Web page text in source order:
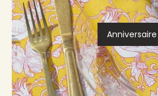
Anniversaire